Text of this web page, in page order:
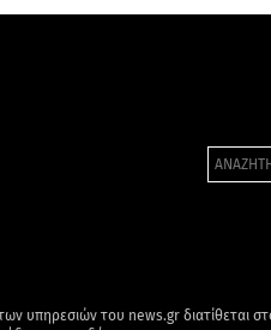
υπηρεσιών του news.gr